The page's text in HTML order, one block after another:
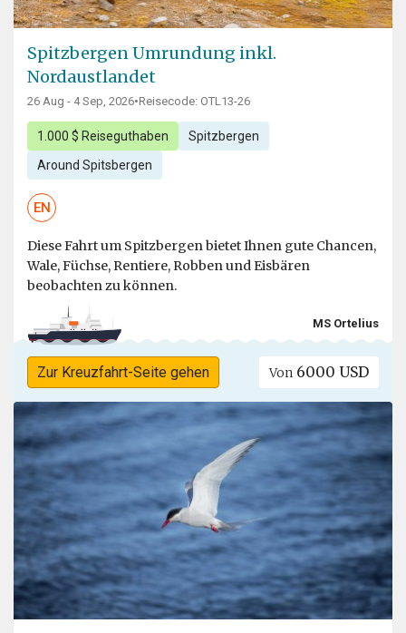
Spitzbergen Umrundung inkl.
Nordaustlandet
26 Aug - 4 Sep, 2026•Reisecode: OTL13-26
1.000 $ Reiseguthaben Spitzbergen
Around Spitsbergen
EN
Diese Fahrt um Spitzbergen bietet Ihnen gute Chancen,
Wale, Füchse, Rentiere, Robben und Eisbären
beobachten zu können.
MS Ortelius
Zur Kreuzfahrt-Seite gehen Von 6000 USD